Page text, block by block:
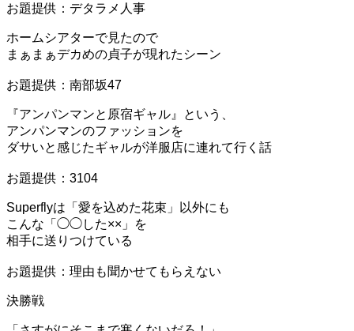
お題提供：デタラメ人事
ホームシアターで見たので
まぁまぁデカめの貞子が現れたシーン
お題提供：南部坂47
『アンパンマンと原宿ギャル』という、
アンパンマンのファッションを
ダサいと感じたギャルが洋服店に連れて行く話
お題提供：3104
Superflyは「愛を込めた花束」以外にも
こんな「◯◯した××」を
相手に送りつけている
お題提供：理由も聞かせてもらえない
決勝戦